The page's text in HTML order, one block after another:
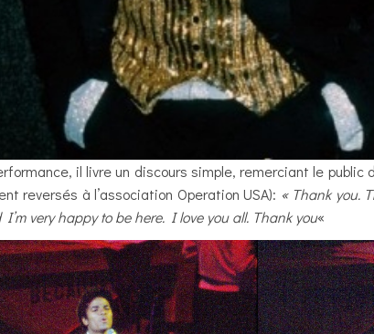
il livre un discours simple, remerciant le
reversés à l’association Operation USA): « Thank you.
very happy to be here. I love you all. Thank you«